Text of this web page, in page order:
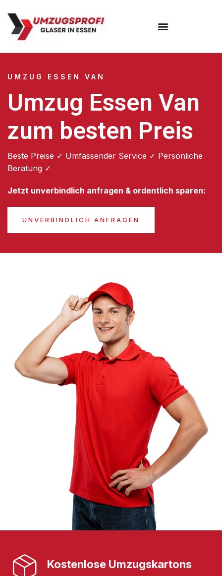
UMZUG ESSEN VAN
Umzug Essen Van
zum besten Preis
Beste Preise ✓ Umfassender Service ✓ Persönliche
Beratung ✓
Jetzt unverbindlich anfragen & ordentlich sparen:
UNVERBINDLICH ANFRAGEN
Kostenlose Umzugskartons